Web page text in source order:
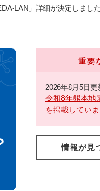
LAN」詳細が決定しまし
重要
2026年8月5日更
令和8年熊本地
を掲載してい
情報が見